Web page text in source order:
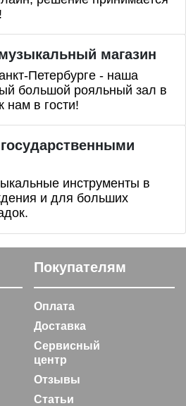
магазин
Петербурге - наша
большой рояльный зал в
нам в гости!
инструменты в
и для больших
Покупателям
Оплата
Доставка
Сервисный
центр
Отзывы
Статьи